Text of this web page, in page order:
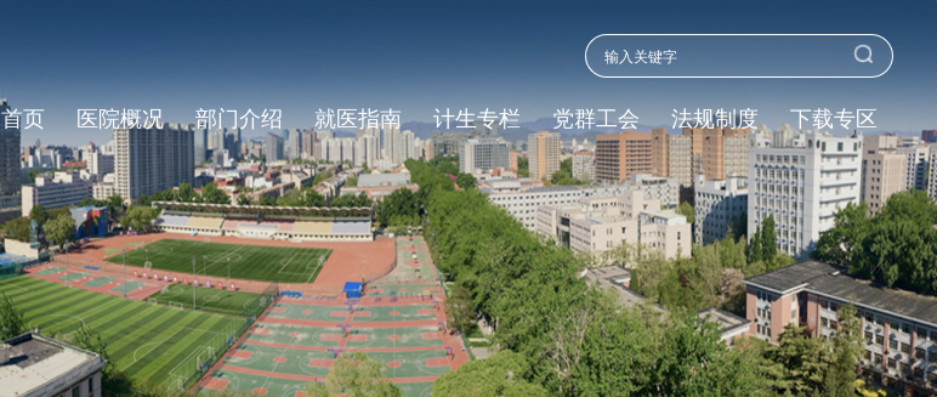
首页 医院概况 部门介绍 就医指南 计生专栏 党群工会 法规制度 下载专区